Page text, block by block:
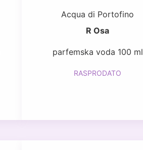
Acqua di Portofino
R Osa
parfemska voda 100 ml
RASPRODATO